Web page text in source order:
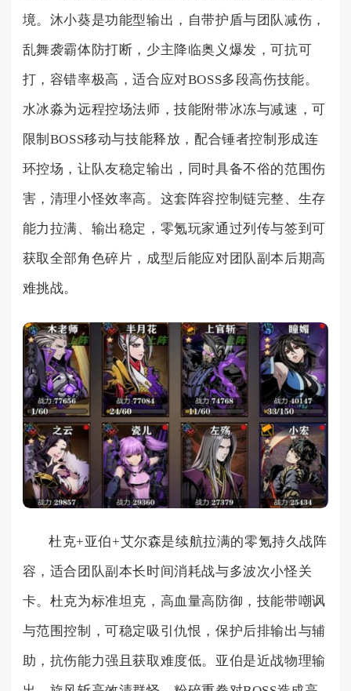
境。沐小葵是功能型输出，自带护盾与团队减伤，
乱舞袭霸体防打断，少主降临奥义爆发，可抗可
打，容错率极高，适合应对BOSS多段高伤技能。
水冰淼为远程控场法师，技能附带冰冻与减速，可
限制BOSS移动与技能释放，配合锤者控制形成连
环控场，让队友稳定输出，同时具备不俗的范围伤
害，清理小怪效率高。这套阵容控制链完整、生存
能力拉满、输出稳定，零氪玩家通过列传与签到可
获取全部角色碎片，成型后能应对团队副本后期高
难挑战。
杜克+亚伯+艾尔森是续航拉满的零氪持久战阵
容，适合团队副本长时间消耗战与多波次小怪关
卡。杜克为标准坦克，高血量高防御，技能带嘲讽
与范围控制，可稳定吸引仇恨，保护后排输出与辅
助，抗伤能力强且获取难度低。亚伯是近战物理输